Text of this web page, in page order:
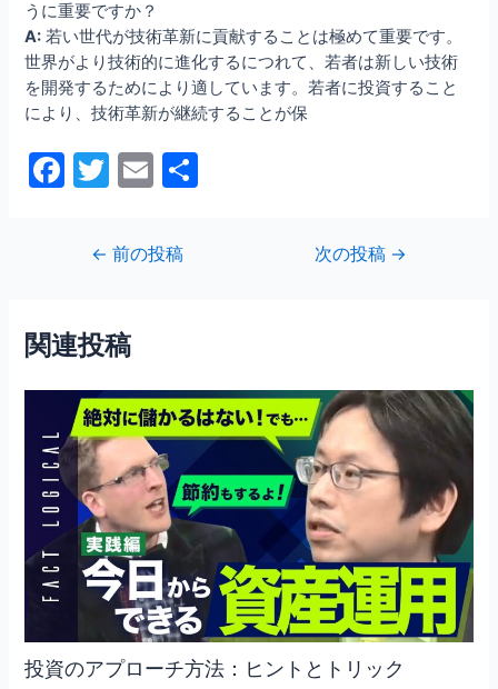
うに重要ですか？
A: 若い世代が技術革新に貢献することは極めて重要です。
世界がより技術的に進化するにつれて、若者は新しい技術
を開発するためにより適しています。若者に投資すること
により、技術革新が継続することが保
F
o
o
k
T
itt
er
E
ai
l
ビ
ゲ
シ
ョ
ン
← 前の投稿 次の投稿 →
関連投稿
投資のアプローチ方法：ヒントとトリック